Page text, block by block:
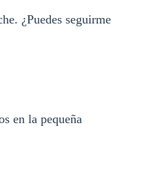
¿Puedes seguirme
en la pequeña